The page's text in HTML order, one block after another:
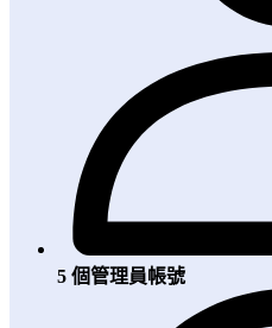
5 個管理員帳號